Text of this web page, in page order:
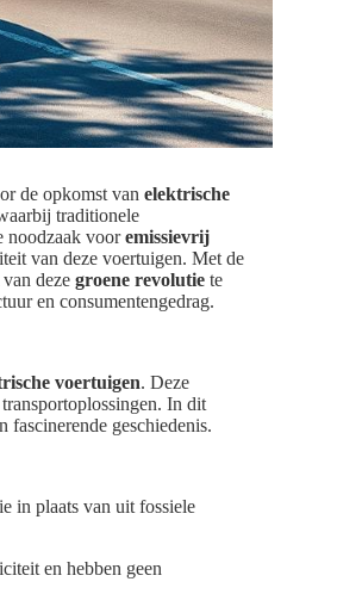
de opkomst van elektrische
traditionele
noodzaak vooremissievrij
van deze voertuigen. Met de
deze groene revolutie te
en consumentengedrag.
voertuigen. Deze
In dit
fascinerende geschiedenis.
in plaats van uit fossiele
en hebben geen